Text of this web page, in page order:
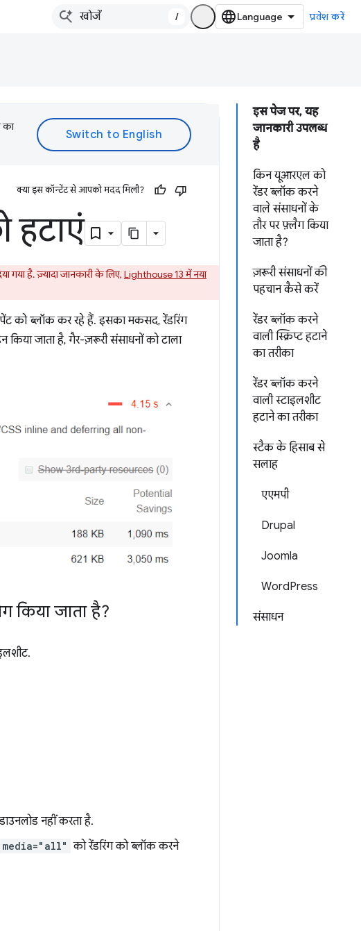
/ प्रवेश करें
इस पेज पर, यह
जानकारी उपलब्ध
है
किन यूआरएल को
रेंडर ब्लॉक करने
वाले संसाधनों के
तौर पर फ़्लैग किया
जाता है?
ज़रूरी संसाधनों की
पहचान कैसे करें
रेंडर ब्लॉक करने
वाली स्क्रिप्ट हटाने
का तरीका
रेंडर ब्लॉक करने
वाली स्टाइलशीट
हटाने का तरीका
स्टैक के हिसाब से
सलाह
एएमपी
Drupal
Joomla
WordPress
संसाधन
का
क्या इस कॉन्टेंट से आपको मदद मिली?
हटाएं
गया है. ज़्यादा जानकारी के लिए, Lighthouse 13 में नया
को ब्लॉक कर रहे हैं. इसका मकसद, रेंडरिंग
जाता है, गैर-ज़रूरी संसाधनों को टाला
किया जाता है?
नहीं करता है.
media="all" को रेंडरिंग को ब्लॉक करने